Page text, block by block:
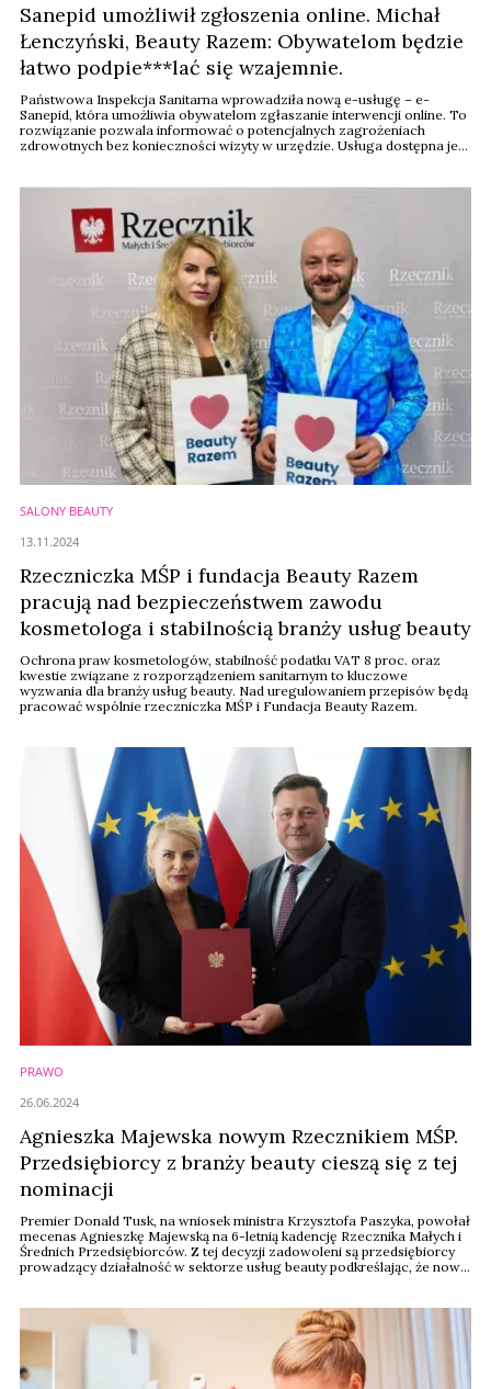
Sanepid umożliwił zgłoszenia online. Michał
Łenczyński, Beauty Razem: Obywatelom będzie
łatwo podpie***lać się wzajemnie.
Państwowa Inspekcja Sanitarna wprowadziła nową e-usługę – e-
Sanepid, która umożliwia obywatelom zgłaszanie interwencji online. To
rozwiązanie pozwala informować o potencjalnych zagrożeniach
zdrowotnych bez konieczności wizyty w urzędzie. Usługa dostępna jest
wzbudziło silne kontrowersje w ...
SALONY BEAUTY
Rzeczniczka MŚP i fundacja Beauty Razem
pracują nad bezpieczeństwem zawodu
kosmetologa i stabilnością branży usług beauty
Ochrona praw kosmetologów, stabilność podatku VAT 8 proc. oraz
kwestie związane z rozporządzeniem sanitarnym to kluczowe
wyzwania dla branży usług beauty. Nad uregulowaniem przepisów będą
pracować wspólnie rzeczniczka MŚP i Fundacja Beauty Razem.
13.11.2024
PRAWO
Agnieszka Majewska nowym Rzecznikiem MŚP.
Przedsiębiorcy z branży beauty cieszą się z tej
nominacji
Premier Donald Tusk, na wniosek ministra Krzysztofa Paszyka, powołał
mecenas Agnieszkę Majewską na 6-letnią kadencję Rzecznika Małych i
Średnich Przedsiębiorców. Z tej decyzji zadowoleni są przedsiębiorcy
prowadzący działalność w sektorze usług beauty podkreślając, że nowa
26.06.2024